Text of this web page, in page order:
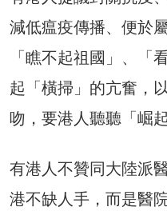
減低瘟疫傳播、便於
「瞧不起祖國」、「
起「橫掃」的亢奮，
吻，要港人聽聽「崛
有港人不贊同大陸派
港不缺人手，而是醫